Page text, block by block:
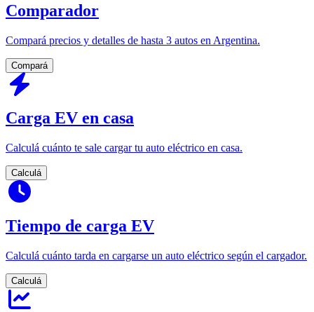
Comparador
Compará precios y detalles de hasta 3 autos en Argentina.
Compará
Carga EV en casa
Calculá cuánto te sale cargar tu auto eléctrico en casa.
Calculá
Tiempo de carga EV
Calculá cuánto tarda en cargarse un auto eléctrico según el cargador.
Calculá